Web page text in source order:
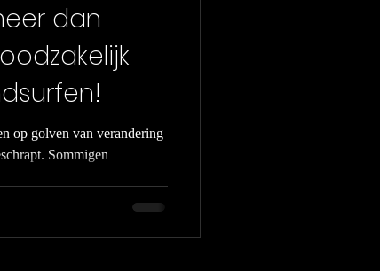
dan
op golven van verandering
Sommigen